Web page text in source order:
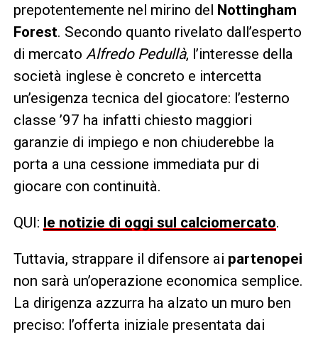
prepotentemente nel mirino del Nottingham
Forest. Secondo quanto rivelato dall’esperto
di mercato Alfredo Pedullà, l’interesse della
società inglese è concreto e intercetta
un’esigenza tecnica del giocatore: l’esterno
classe ’97 ha infatti chiesto maggiori
garanzie di impiego e non chiuderebbe la
porta a una cessione immediata pur di
giocare con continuità.
QUI: le notizie di oggi sul calciomercato.
Tuttavia, strappare il difensore ai partenopei
non sarà un’operazione economica semplice.
La dirigenza azzurra ha alzato un muro ben
preciso: l’offerta iniziale presentata dai